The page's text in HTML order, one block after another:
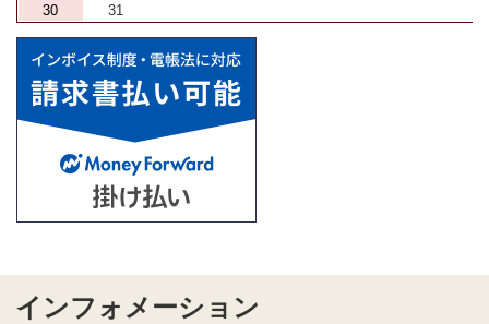
30
31
インフォメーション